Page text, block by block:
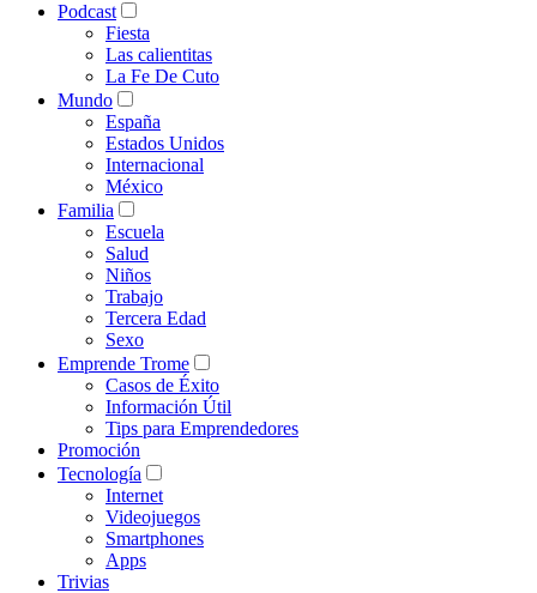
Podcast
Fiesta
Las calientitas
La Fe De Cuto
Mundo
España
Estados Unidos
Internacional
México
Familia
Escuela
Salud
Niños
Trabajo
Tercera Edad
Sexo
Emprende Trome
Casos de Éxito
Información Útil
Tips para Emprendedores
Promoción
Tecnología
Internet
Videojuegos
Smartphones
Apps
Trivias